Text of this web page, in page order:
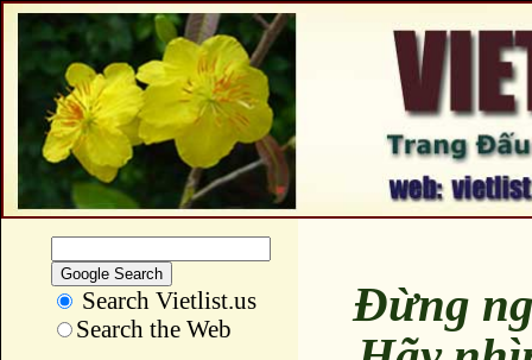
Search Vietlist.us
Search the Web
Đừng